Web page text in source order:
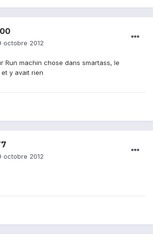
octobre 2012
Run machin chose dans smartass, le
y avait rien
octobre 2012